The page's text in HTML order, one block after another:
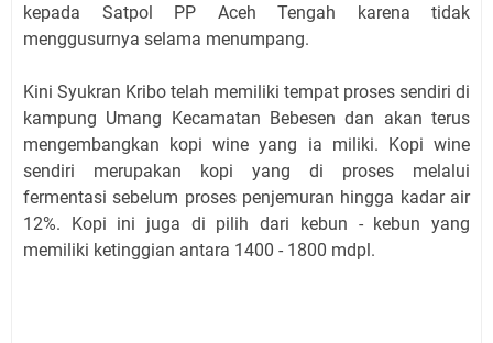
kepada Satpol PP Aceh Tengah karena tidak
menggusurnya selama menumpang.
Kini Syukran Kribo telah memiliki tempat proses sendiri di
kampung Umang Kecamatan Bebesen dan akan terus
mengembangkan kopi wine yang ia miliki. Kopi wine
sendiri merupakan kopi yang di proses melalui
fermentasi sebelum proses penjemuran hingga kadar air
12%. Kopi ini juga di pilih dari kebun - kebun yang
memiliki ketinggian antara 1400 - 1800 mdpl.